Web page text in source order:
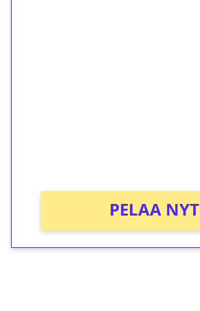
PELAA NYT